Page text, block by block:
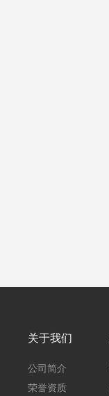
关于我们
公司简介
荣誉资质